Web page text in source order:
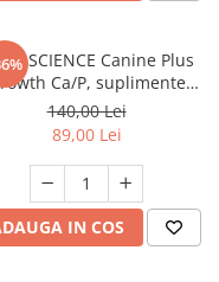
SCIENCE Canine Plus
Ca/P, suplimente
și vitalitate câini, 45
Tablete masticabile
140,00 Lei
89,00 Lei
IN COS